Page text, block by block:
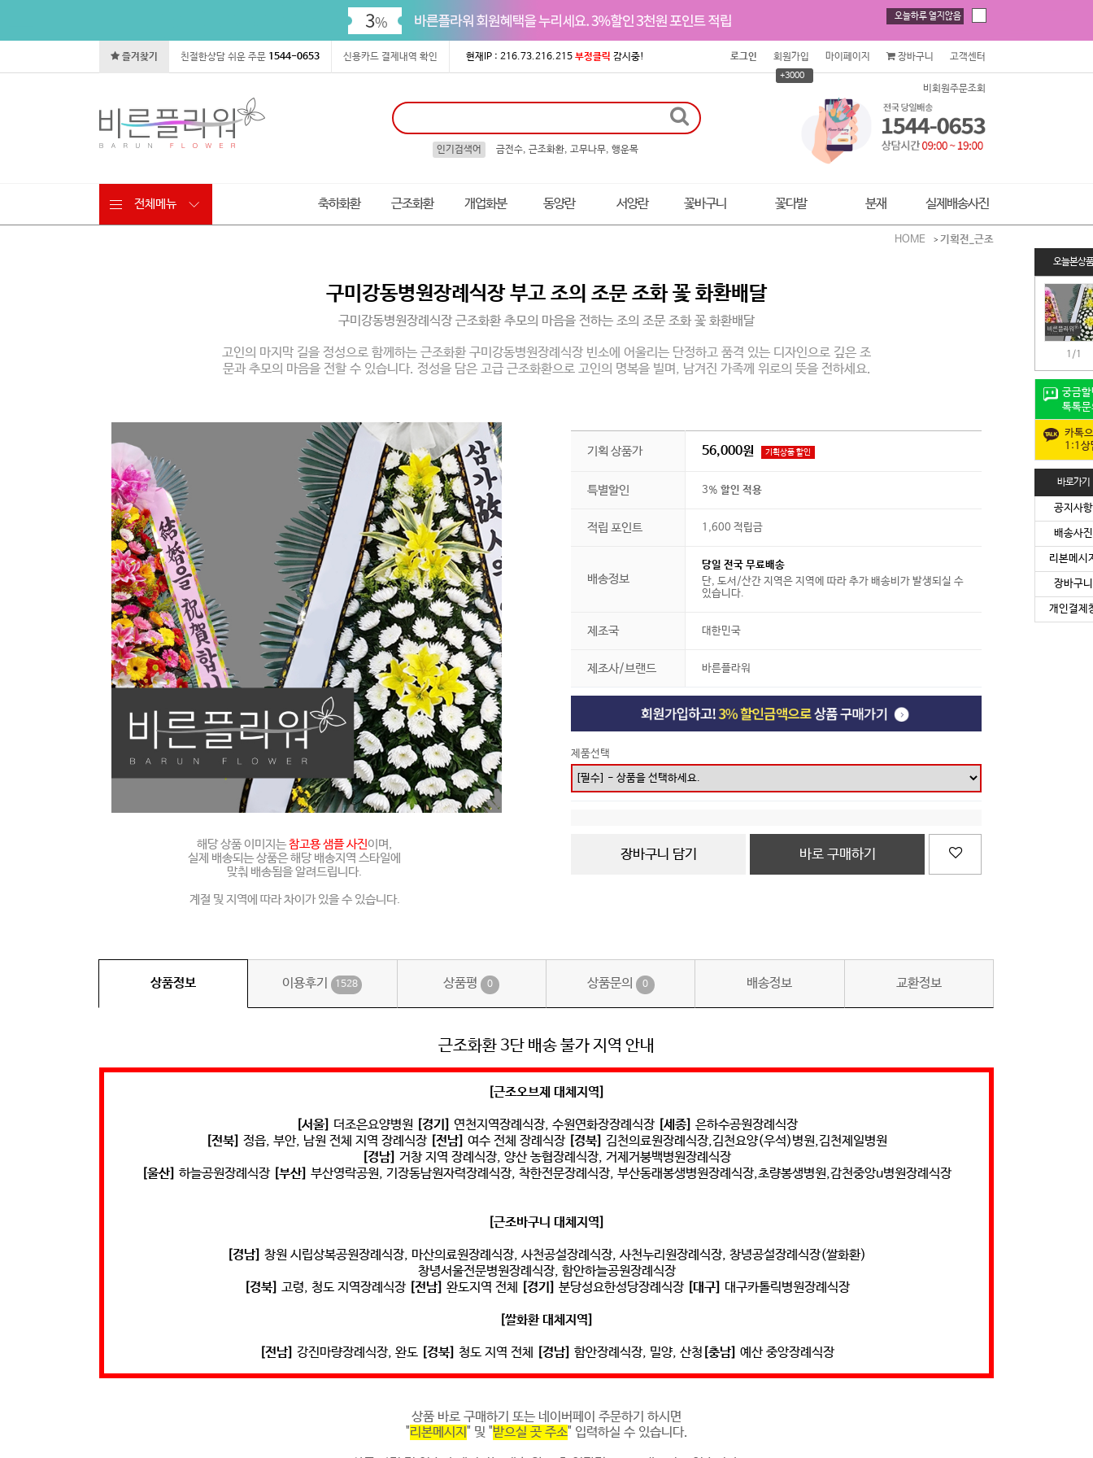
즐겨찾기 친절한상담 쉬운 주문 1544-0653 신용카드 결제내역 확인 현재IP : 216.73.216.215 부정클릭 감시중! 고객센터
장바구니
마이페이지
회원가입
+3000
로그인
비회원주문조회
인기검색어 금전수, 근조화환, 고무나무, 행운목
축하화환 근조화환 개업화분 동양란 서양란 꽃바구니 꽃다발 분재 실제배송사진
오늘본상품
1/1
궁금
톡톡
카톡
1:1상
바로가기
공지사항
배송사진
리본메시
장바구니
개인결제
HOME 기획전_근조
구미강동병원장례식장 부고 조의 조문 조화 꽃 화환배달
구미강동병원장례식장 근조화환 추모의 마음을 전하는 조의 조문 조화 꽃 화환배달
고인의 마지막 길을 정성으로 함께하는 근조화환 구미강동병원장례식장 빈소에 어울리는 단정하고 품격 있는 디자인으로 깊은 조
문과 추모의 마음을 전할 수 있습니다. 정성을 담은 고급 근조화환으로 고인의 명복을 빌며, 남겨진 가족께 위로의 뜻을 전하세요.
해당 상품 이미지는참고용 샘플 사진이며,
실제 배송되는 상품은 해당 배송지역 스타일에
맞춰 배송됨을 알려드립니다.
계절 및 지역에 따라 차이가 있을 수 있습니다.
기획 상품가 56,000원 기획상품 할인
특별할인 3% 할인 적용
적립 포인트 1,600 적립금
배송정보
당일 전국 무료배송
단, 도서/산간 지역은 지역에 따라 추가 배송비가 발생되실 수
있습니다.
제조국 대한민국
제조사/브랜드 바른플라워
제품선택
장바구니 담기 바로 구매하기
상품정보 이용후기 1528 상품평 0 상품문의 0 배송정보 교환정보
근조화환 3단 배송 불가 지역 안내
[근조오브제 대체지역]
[서울] 더조은요양병원 [경기] 연천지역장례식장, 수원연화장장례식장 [세종] 은하수공원장례식장
[전북] 정읍, 부안, 남원 전체 지역 장례식장 [전남] 여수 전체 장례식장 [경북] 김천의료원장례식장,김천요양(우석)병원,김천제일병원
[경남] 거창 지역 장례식장, 양산 농협장례식장, 거제거붕백병원장례식장
[울산] 하늘공원장례식장 [부산] 부산영락공원, 기장동남원자력장례식장, 착한전문장례식장, 부산동래봉생병원장례식장,초량봉생병원,감천중앙u병원장례식장
[근조바구니 대체지역]
[경남] 창원 시립상복공원장례식장, 마산의료원장례식장, 사천공설장례식장, 사천누리원장례식장, 창녕공설장례식장(쌀화환)
창녕서울전문병원장례식장, 함안하늘공원장례식장
[경북] 고령, 청도 지역장례식장 [전남] 완도지역 전체 [경기] 분당성요한성당장례식장 [대구] 대구카톨릭병원장례식장
[쌀화환 대체지역]
[전남] 강진마량장례식장, 완도 [경북] 청도 지역 전체 [경남] 함안장례식장, 밀양, 산청 [충남] 예산 중앙장례식장
상품 바로 구매하기 또는 네이버페이 주문하기 하시면
"리본메시지 " 및 "받으실 곳 주소" 입력하실 수 있습니다.